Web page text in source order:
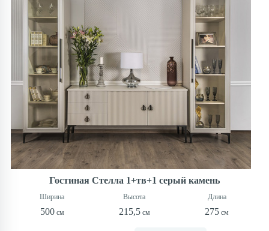
Гостиная Стелла 1+тв+1 серый камень
500 215,5 275